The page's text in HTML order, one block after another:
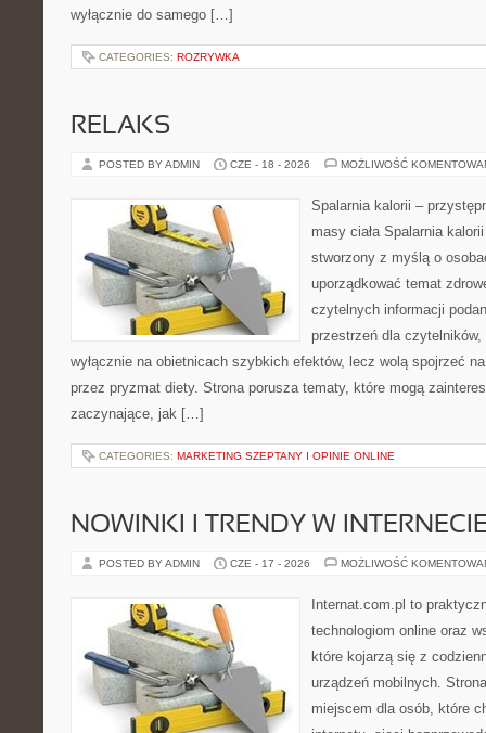
wyłącznie do samego […]
CATEGORIES: ROZRYWKA
RELAKS
POSTED BY ADMIN CZE - 18 - 2026 MOŻLIWOŚĆ
Spalarnia kalorii –
masy ciała Spalarnia
stworzony z myślą o
uporządkować temat
czytelnych informacji
przestrzeń dla
wyłącznie na obietnicach szybkich efektów, lecz wolą spojrzeć
przez pryzmat diety. Strona porusza tematy, które mogą
zaczynające, jak […]
CATEGORIES: MARKETING SZEPTANY I OPINIE ONLINE
NOWINKI I TRENDY W
POSTED BY ADMIN CZE - 17 - 2026 MOŻLIWOŚĆ
Internat.com.pl to
technologiom online oraz
które kojarzą się z
urządzeń mobilnych.
miejscem dla osób, które